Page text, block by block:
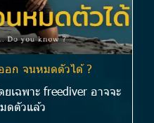
อก จนหมดตัวได้ ?
เฉพาะ freediver อาจจะ
ดตัวแล้ว